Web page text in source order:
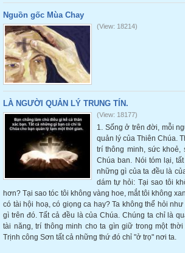
Nguồn gốc Mùa Chay
(View: 18214)
LÀ NGƯỜI QUẢN LÝ TRUNG TÍN.
(View: 18177)
1. Sống ở trên đời, mỗi
quản lý của Thiên Chúa.
trí thông minh, sức khoẻ,
Chúa ban. Nói tóm lại,
những gì của ta đều là
dám tự hỏi: Tại sao tôi
hơn? Tại sao tóc tôi không vàng hoe, mắt tôi không
có tài hội hoạ, có giọng ca hay? Ta không thể hỏi
gì trên đó. Tất cả đều là của Chúa. Chúng ta chỉ là
tài năng, trí thông minh cho ta gìn giữ trong một
Trịnh công Sơn tất cả những thứ đó chỉ "ở trọ" nơi ta.